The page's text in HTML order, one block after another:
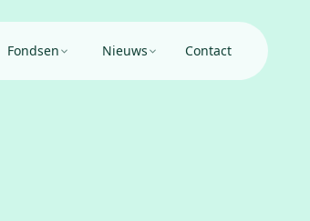
Fondsen Nieuws Contact